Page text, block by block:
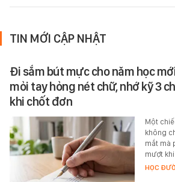
TIN MỚI CẬP NHẬT
Đi sắm bút mực cho năm học
mỏi tay hỏng nét chữ, nhớ kỹ 3
khi chốt đơn
Một
không
mắt mà
mượt khi
HỌC